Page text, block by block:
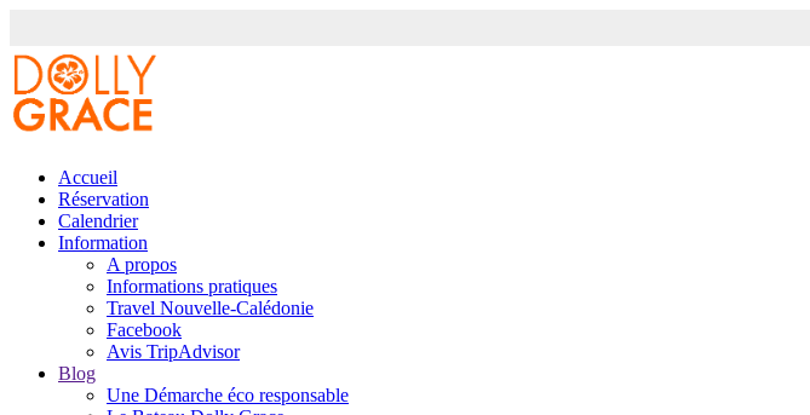
Accueil
Réservation
Calendrier
Information
A propos
Informations pratiques
Travel Nouvelle-Calédonie
Facebook
Avis TripAdvisor
Blog
Une Démarche éco responsable